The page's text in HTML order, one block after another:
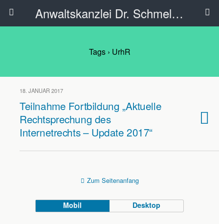
Anwaltskanzlei Dr. Schmelzer - Ahlen
Tags › UrhR
18. JANUAR 2017
Teilnahme Fortbildung „Aktuelle
Rechtsprechung des
Internetrechts – Update 2017“
Zum Seitenanfang
Mobil Desktop